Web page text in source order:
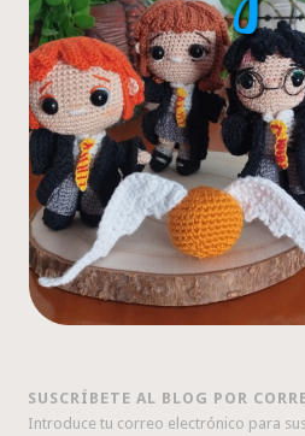
SUSCRÍBETE AL BLOG POR
Introduce tu correo electrónico para